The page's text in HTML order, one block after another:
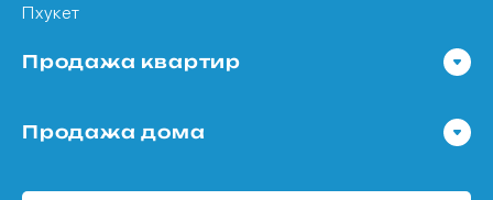
Пхукет
Продажа квартир
Квартира в Бангкок
Продажа дома